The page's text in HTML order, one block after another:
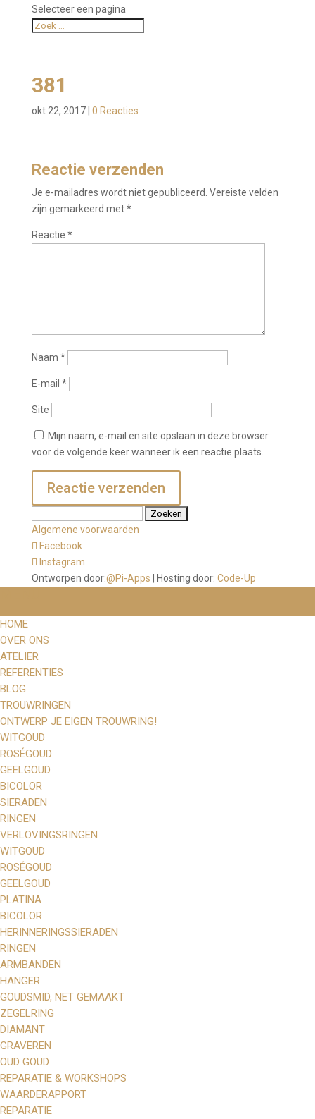
Selecteer een pagina
381
okt 22, 2017| 0 Reacties
Reactie verzenden
Je e-mailadres wordt niet gepubliceerd. Vereiste velden
zijn gemarkeerd met*
Reactie *
Naam *
E-mail *
Site
Mijn naam, e-mail en site opslaan in deze browser
voor de volgende keer wanneer ik een reactie plaats.
naar:
Algemene voorwaarden
Facebook
Instagram
Ontworpen door:@Pi-Apps | Hosting door: Code-Up
HOME
OVER ONS
ATELIER
REFERENTIES
BLOG
TROUWRINGEN
ONTWERP JE EIGEN TROUWRING!
WITGOUD
ROSÉGOUD
GEELGOUD
BICOLOR
SIERADEN
RINGEN
VERLOVINGSRINGEN
WITGOUD
ROSÉGOUD
GEELGOUD
PLATINA
BICOLOR
HERINNERINGSSIERADEN
RINGEN
ARMBANDEN
HANGER
GOUDSMID, NET GEMAAKT
ZEGELRING
DIAMANT
GRAVEREN
OUD GOUD
REPARATIE & WORKSHOPS
WAARDERAPPORT
REPARATIE